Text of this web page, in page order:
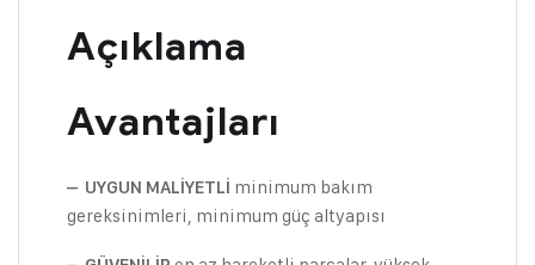
Açıklama
Avantajları
– UYGUN MALİYETLİ minimum bakım
gereksinimleri, minimum güç altyapısı